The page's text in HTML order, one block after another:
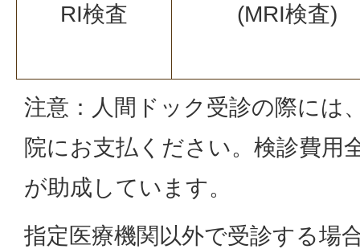
RI検査
(MRI検査)
注意：人間ドック受診の際には
院にお支払ください。検診費用
が助成しています。
指定医療機関以外で受診する場